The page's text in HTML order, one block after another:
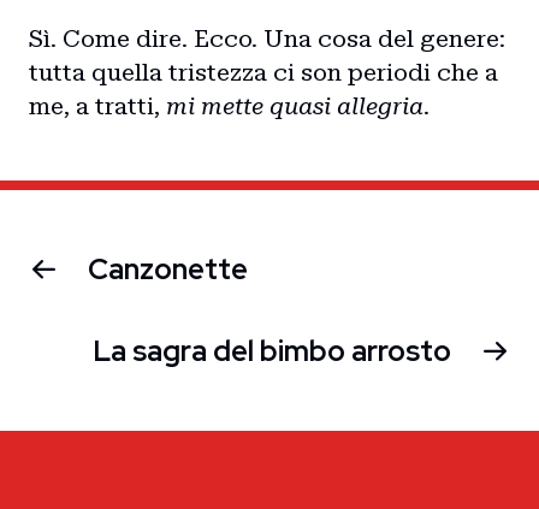
Sì. Come dire. Ecco. Una cosa del genere:
tutta quella tristezza ci son periodi che a
me, a tratti, mi mette quasi allegria.
Canzonette
La sagra del bimbo arrosto